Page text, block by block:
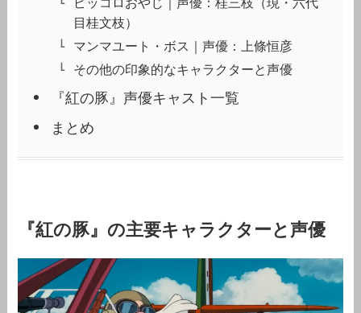
目桂文枝）
マンマユート・ボス｜声優：上條恒彦
その他の印象的なキャラクターと声優
『紅の豚』声優キャスト一覧
まとめ
『紅の豚』の主要キャラクターと声優